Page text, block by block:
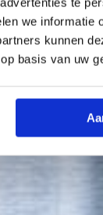
we
kunnen
basis van uw
vriendelijke